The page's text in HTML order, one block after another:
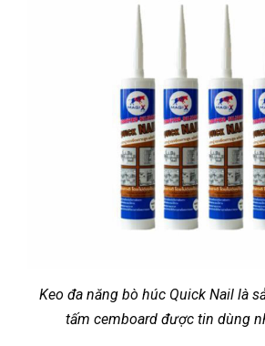
Keo đa năng bò húc Quick Nail là
tấm cemboard được tin dùng